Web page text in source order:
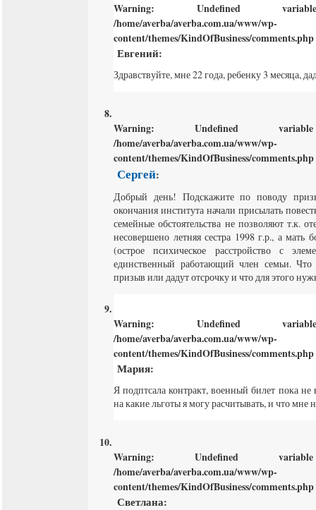
Warning: Undefined
/home/averba/averba.com.ua/www/wp-
content/themes/KindOfBusiness/comments.php
Евгений:
Здравствуйте, мне 22 года, ребенку 3 месяца,
Warning: Undefined
/home/averba/averba.com.ua/www/wp-
content/themes/KindOfBusiness/comments.php
Сергей:
Добрый день! Подскажите по поводу
окончания института начали присылать
семейные обстоятельства не позволяют т.к.
несовершено летняя сестра 1998 г.р., а мать
(острое психическое расстройство с
единственный работающий член семьи. Что
призыв или дадут отсрочку и что для этого
Warning: Undefined
/home/averba/averba.com.ua/www/wp-
content/themes/KindOfBusiness/comments.php
Мария:
Я подптсала контракт, военный билет пока
на какие льготы я могу расчитывать, и что мне
Warning: Undefined
/home/averba/averba.com.ua/www/wp-
content/themes/KindOfBusiness/comments.php
Светлана: